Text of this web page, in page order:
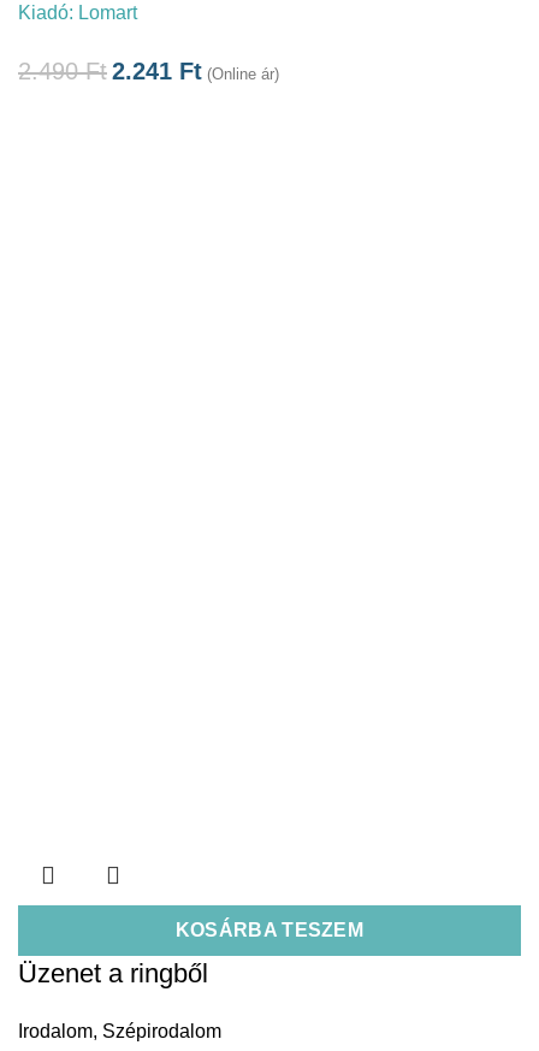
Kiadó: Lomart
2.490Ft2.241 Ft (Online ár)
KOSÁRBA TESZEM
Üzenet a ringből
Irodalom, Szépirodalom